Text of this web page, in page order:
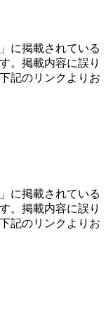
に掲載されている
。掲載内容に誤り
記のリンクよりお
に掲載されている
。掲載内容に誤り
記のリンクよりお